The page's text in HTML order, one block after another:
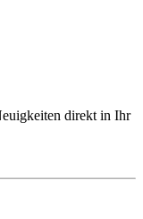
direkt in Ihr